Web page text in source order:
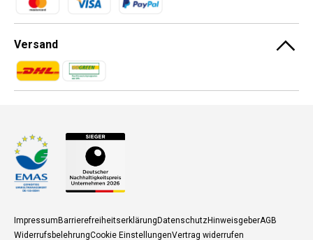
Versand
Zahlungsmethoden
Zahlungsmethoden
ImpressumBarrierefreiheitserklärungDatenschutzHinweisgeberAGB
WiderrufsbelehrungCookie EinstellungenVertrag widerrufen